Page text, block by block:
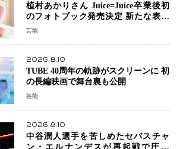
植村あかりさん Juice=Juice卒業後初
のフォトブック発売決定 新たな表現
者としての“今”を凝縮
芸能
2026.8.10
TUBE 40周年の軌跡がスクリーンに 初
の長編映画で舞台裏も公開
芸能
2026.8.10
中谷潤人選手を苦しめたセバスチャ
ン・エルナンデスが再起戦で圧巻